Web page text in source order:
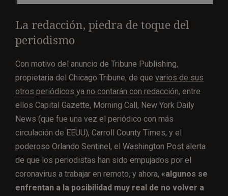
La redacción, piedra de toque del
periodismo
Con motivo del anuncio de Tribune Publishing,
propietaria del Chicago Tribune, de que varios de sus
otros periódicos ya no contarán con redacción, entre
ellos Capital Gazette, Morning Call, New York Daily
News (que fue una vez el periódico con más
circulación de EEUU), Carroll County Times, y el
poderoso Orlando Sentinel, el Washington Post alerta
de que los periodistas han sido empujados por el
coronavirus a trabajar en remoto, y ahora, «algunos se
enfrentan a la posibilidad muy real de no volver a